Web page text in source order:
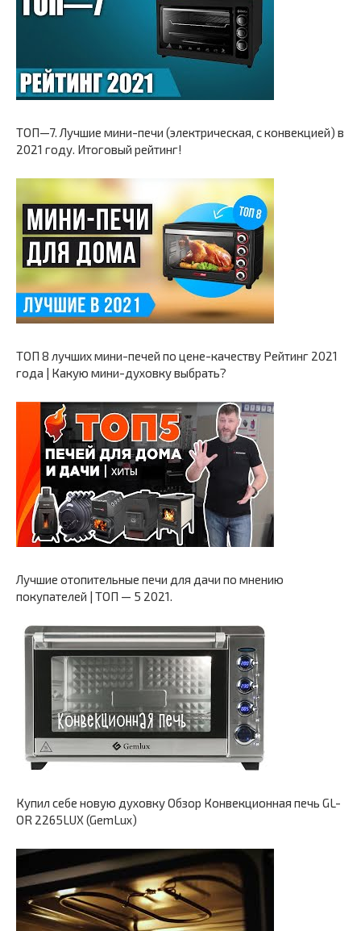
ТОП—7. Лучшие мини-печи (электрическая, с конвекцией) в
2021 году. Итоговый рейтинг!
ТОП 8 лучших мини-печей по цене-качеству Рейтинг 2021
года | Какую мини-духовку выбрать?
Лучшие отопительные печи для дачи по мнению
покупателей | ТОП — 5 2021.
Купил себе новую духовку Обзор Конвекционная печь GL-
OR 2265LUX (GemLux)